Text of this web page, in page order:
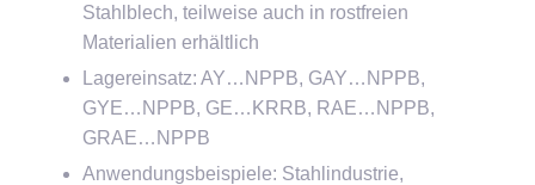
Stahlblech, teilweise auch in rostfreien
Materialien erhältlich
Lagereinsatz: AY…NPPB, GAY…NPPB,
GYE…NPPB, GE…KRRB, RAE…NPPB,
GRAE…NPPB
Anwendungsbeispiele: Stahlindustrie,